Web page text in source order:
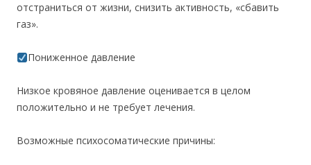
отстраниться от жизни, снизить активность, «сбавить
газ».
Пониженное давление
Низкое кровяное давление оценивается в целом
положительно и не требует лечения.
Возможные психосоматические причины: